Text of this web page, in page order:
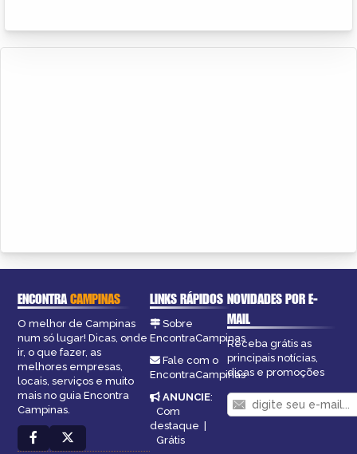
ENCONTRACAMPINAS
O melhor de Campinas
num só lugar! Dicas, onde
ir, o que fazer, as
melhores empresas,
locais, serviços e muito
mais no guia Encontra
Campinas.
LINKS RÁPIDOS
Sobre
EncontraCampinas
Fale com o
EncontraCampinas
ANUNCIE:
Com
destaque |
Grátis
NOVIDADES POR E-
MAIL
Receba grátis as
principais notícias,
dicas e promoções